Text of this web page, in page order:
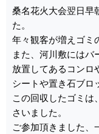
桑名花火大会翌日早
た。
年々観客が増えゴミ
また、河川敷にはバ
放置してあるコンロ
シートや置き石ブロ
この回収したゴミは
さいました。
ご参加頂きました、